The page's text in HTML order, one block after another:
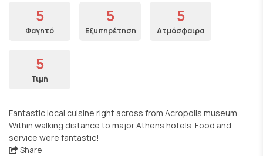
5
Φαγητό
5
Εξυπηρέτηση
5
Ατμόσφαιρα
5
Τιμή
Fantastic local cuisine right across from Acropolis museum.
Within walking distance to major Athens hotels. Food and
service were fantastic!
Share